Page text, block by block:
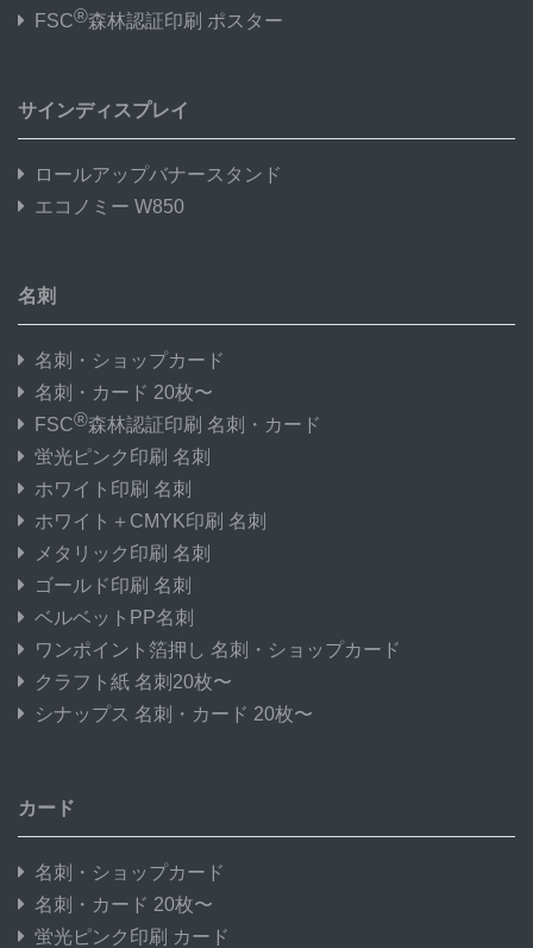
FSC®森林認証印刷 ポスター
サインディスプレイ
ロールアップバナースタンド
エコノミー W850
名刺
名刺・ショップカード
名刺・カード 20枚〜
FSC®森林認証印刷 名刺・カード
蛍光ピンク印刷 名刺
ホワイト印刷 名刺
ホワイト＋CMYK印刷 名刺
メタリック印刷 名刺
ゴールド印刷 名刺
ベルベットPP名刺
ワンポイント箔押し 名刺・ショップカード
クラフト紙 名刺20枚〜
シナップス 名刺・カード 20枚〜
カード
名刺・ショップカード
名刺・カード 20枚〜
蛍光ピンク印刷 カード